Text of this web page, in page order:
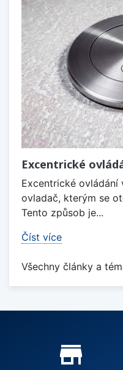
Excentrické
Excentrické
ovladač, kterým se
Tento způsob je...
Číst více
Všechny články a
Proč nakupovat u
store_mall_directory